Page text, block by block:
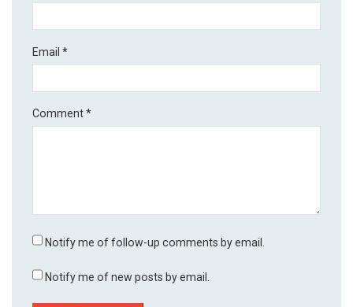
Email*
Comment*
Notify me of follow-up comments by email.
Notify me of new posts by email.